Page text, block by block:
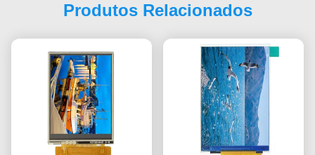
Produtos Relacionados